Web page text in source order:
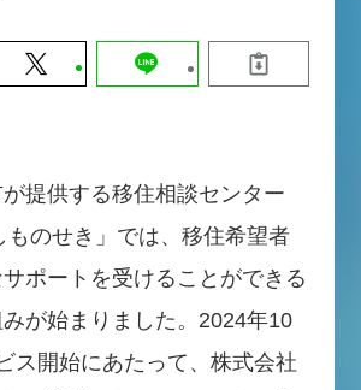
提供する移住相談センター
ものせき」では、移住希望者
ポートを受けることができる
が始まりました。2024年10
ス開始にあたって、株式会社